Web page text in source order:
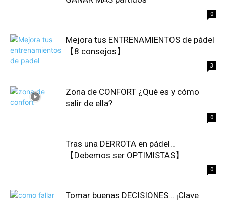
0
Mejora tus ENTRENAMIENTOS de pádel
【8 consejos】
3
Zona de CONFORT ¿Qué es y cómo
salir de ella?
0
Tras una DERROTA en pádel…
【Debemos ser OPTIMISTAS】
0
Tomar buenas DECISIONES… ¡Clave